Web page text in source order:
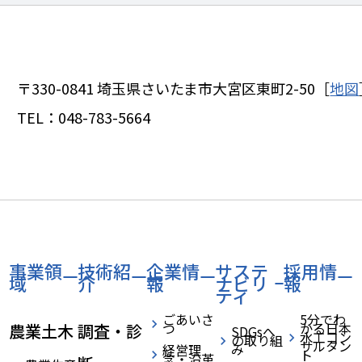
〒330-0841埼玉県さいたま市大宮区東町2-50［地図
TEL： 048-783-5664
事業領
域
農業土木
技術紹
介
調査・診
企業情
報
ごあいさ
つ
経営理
サステ
ナビリ
ティ
SDGsへ
の取り組
み
採用情
報
5分でわ
かる日本
水工コン
サルタン
ト